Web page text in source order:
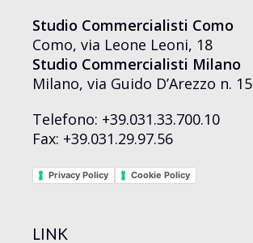
Studio Commercialisti Como
Como, via Leone Leoni, 18
Studio Commercialisti Milano
Milano, via Guido D’Arezzo n. 15
Telefono: +39.031.33.700.10
Fax: +39.031.29.97.56
Privacy Policy Cookie Policy
LINK